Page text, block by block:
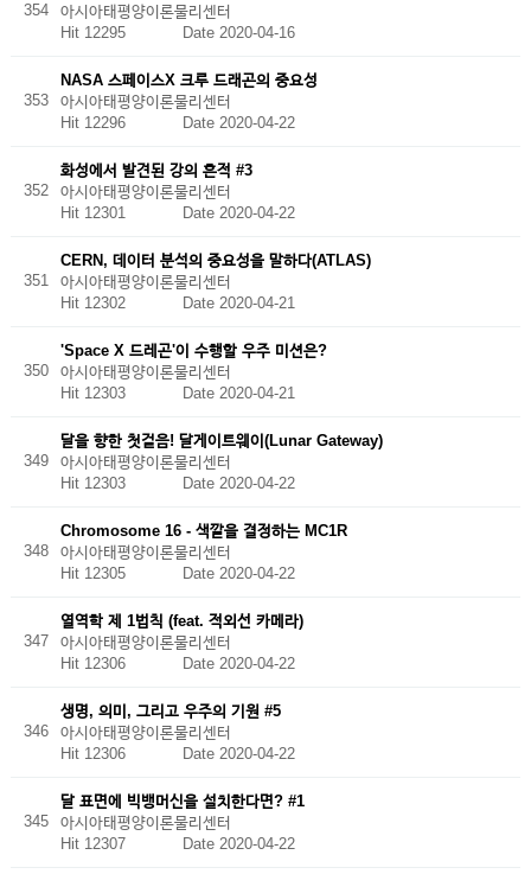
354
아시아태평양이론물리센터
Hit 12295 Date 2020-04-16
353
NASA 스페이스X 크루 드래곤의 중요성
아시아태평양이론물리센터
Hit 12296 Date 2020-04-22
352
화성에서 발견된 강의 흔적 #3
아시아태평양이론물리센터
Hit 12301 Date 2020-04-22
351
CERN, 데이터 분석의 중요성을 말하다(ATLAS)
아시아태평양이론물리센터
Hit 12302 Date 2020-04-21
350
'Space X 드레곤'이 수행할 우주 미션은?
아시아태평양이론물리센터
Hit 12303 Date 2020-04-21
349
달을 향한 첫걸음! 달게이트웨이(Lunar Gateway)
아시아태평양이론물리센터
Hit 12303 Date 2020-04-22
348
Chromosome 16 - 색깔을 결정하는 MC1R
아시아태평양이론물리센터
Hit 12305 Date 2020-04-22
347
열역학 제 1법칙 (feat. 적외선 카메라)
아시아태평양이론물리센터
Hit 12306 Date 2020-04-22
346
생명, 의미, 그리고 우주의 기원 #5
아시아태평양이론물리센터
Hit 12306 Date 2020-04-22
345
달 표면에 빅뱅머신을 설치한다면? #1
아시아태평양이론물리센터
Hit 12307 Date 2020-04-22